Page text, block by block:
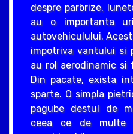
despre parbrize,
au o importanta
autovehiculului.
impotriva vantului si
au rol aerodinamic
Din pacate, exista
sparte. O simpla
pagube destul de
ceea ce de multe